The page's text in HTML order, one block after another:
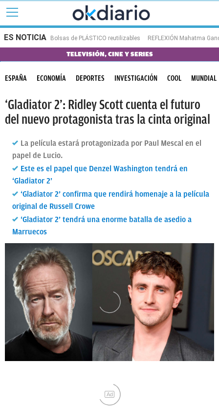
ES NOTICIA Bolsas de PLÁSTICO reutilizables REFLEXIÓN Mahatma
TELEVISIÓN, CINE Y SERIES
ESPAÑA ECONOMÍA DEPORTES INVESTIGACIÓN COOL MUNDIAL
‘Gladiator 2’: Ridley Scott cuenta el futuro
del nuevo protagonista tras la cinta original
La película estará protagonizada por Paul Mescal en el
papel de Lucio.
Este es el papel que Denzel Washington tendrá en
‘Gladiator 2’
‘Gladiator 2’ confirma que rendirá homenaje a la película
original de Russell Crowe
‘Gladiator 2’ tendrá una enorme batalla de asedio a
Marruecos
Ad